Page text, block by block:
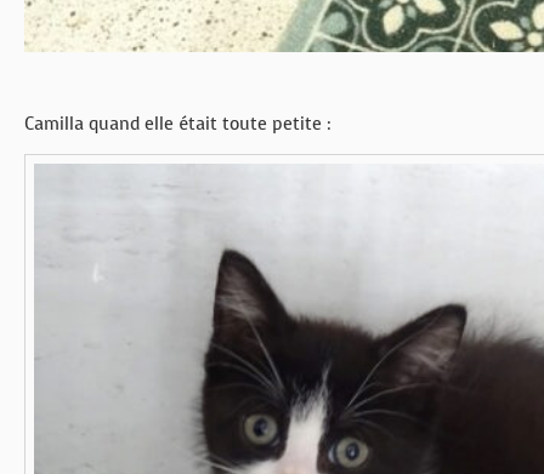
Camilla quand elle était toute petite :